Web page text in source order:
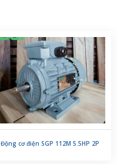
Động cơ điện SGP 112M 5.5HP 2P